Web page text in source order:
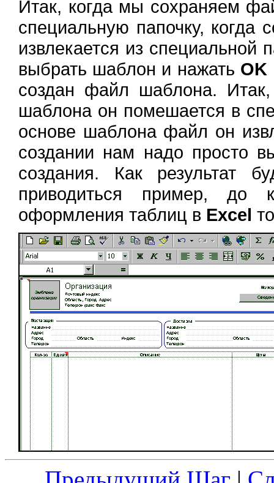
Итак, когда мы сохраняем
специальную папочку,
извлекается из специальной
выбрать шаблон и нажать OK
создан файл шаблона.
шаблона он помешается в
основе шаблона файл он
создании нам надо просто
создания. Как результат
приводиться пример, до
оформления таблиц в Excel